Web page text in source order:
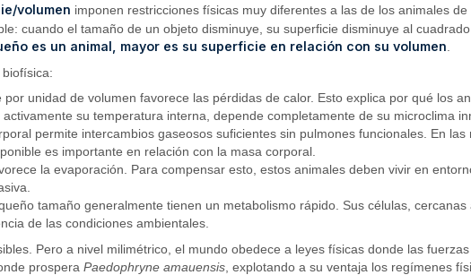
volumen imponen restricciones físicas muy diferentes a las de los animales
cuando el tamaño de un objeto disminuye, su superficie disminuye al
es un animal, mayor es su superficie en relación con su volumen
por unidad de volumen favorece las pérdidas de calor. Esto explica por qué los
activamente su temperatura interna, depende completamente de su microclima
permite intercambios gaseosos suficientes sin pulmones funcionales. En
es importante en relación con la masa corporal.
la evaporación. Para compensar esto, estos animales deben vivir en
tamaño generalmente tienen un metabolismo rápido. Sus células,
de las condiciones ambientales.
Pero a nivel milimétrico, el mundo obedece a leyes físicas donde las
prosperaPaedophryne amauensis , explotando a su ventaja los regímenes